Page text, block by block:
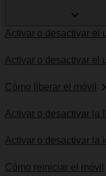
Activar o desactivar el
Activar o desactivar el
Cómo liberar el móvil
Activar o desactivar la
Activar o desactivar la
Cómo reiniciar el móvil